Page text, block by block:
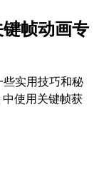
帧动画专
实用技巧和秘
使用关键帧获